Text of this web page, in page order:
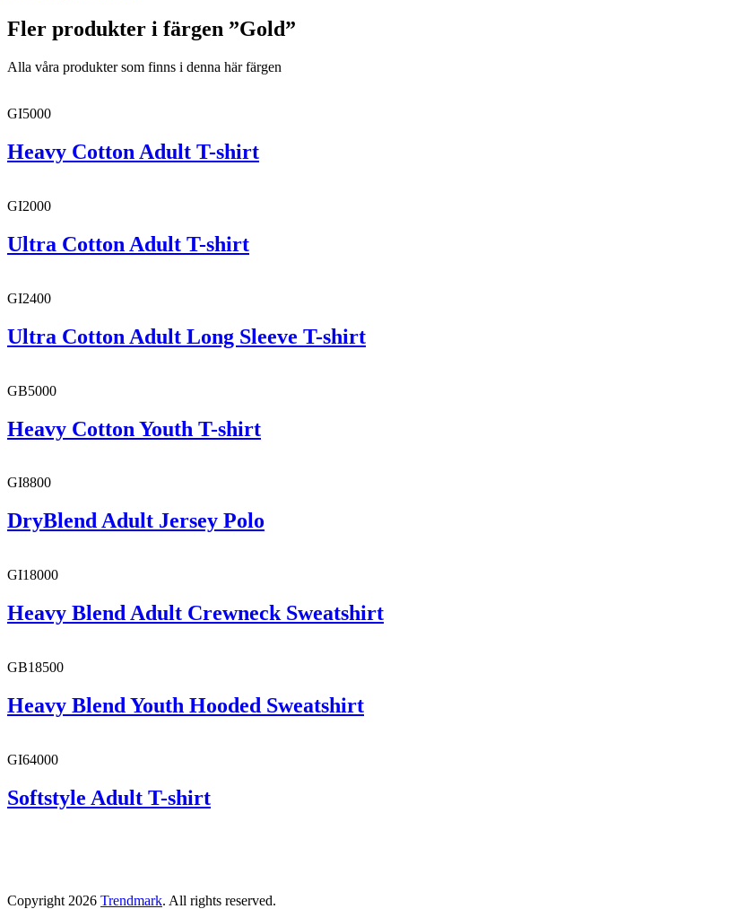
Fler produkter i färgen ”Gold”
Alla våra produkter som finns i denna här färgen
GI5000
Heavy Cotton Adult T-shirt
GI2000
Ultra Cotton Adult T-shirt
GI2400
Ultra Cotton Adult Long Sleeve T-shirt
GB5000
Heavy Cotton Youth T-shirt
GI8800
DryBlend Adult Jersey Polo
GI18000
Heavy Blend Adult Crewneck Sweatshirt
GB18500
Heavy Blend Youth Hooded Sweatshirt
GI64000
Softstyle Adult T-shirt
Copyright 2026 Trendmark. All rights reserved.